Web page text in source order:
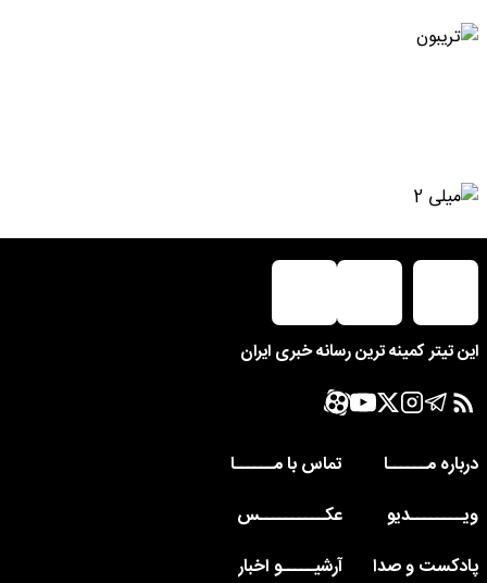
این تیتر کمینه ترین رسانه خبری ایران
درباره مــــــا
تماس با مــــــا
ویــــــــدیو
عکــــــــــس
پادکست و صدا
آرشیـــــو اخبار